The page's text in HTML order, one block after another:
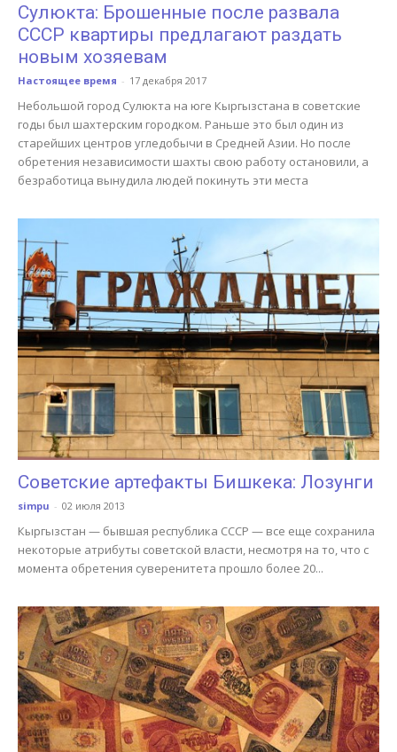
Сулюкта: Брошенные после развала
СССР квартиры предлагают раздать
новым хозяевам
Настоящее время - 17 декабря 2017
Небольшой город Сулюкта на юге Кыргызстана в советские
годы был шахтерским городком. Раньше это был один из
старейших центров угледобычи в Средней Азии. Но после
обретения независимости шахты свою работу остановили, а
безработица вынудила людей покинуть эти места
Советские артефакты Бишкека: Лозунги
simpu - 02 июля 2013
Кыргызстан — бывшая республика СССР — все еще сохранила
некоторые атрибуты советской власти, несмотря на то, что с
момента обретения суверенитета прошло более 20...